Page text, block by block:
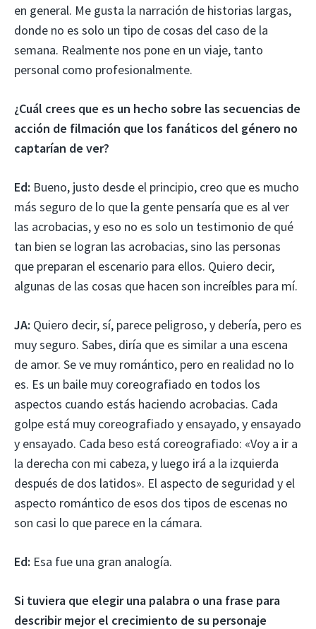
en general. Me gusta la narración de historias largas,
donde no es solo un tipo de cosas del caso de la
semana. Realmente nos pone en un viaje, tanto
personal como profesionalmente.
¿Cuál crees que es un hecho sobre las secuencias de
acción de filmación que los fanáticos del género no
captarían de ver?
Ed: Bueno, justo desde el principio, creo que es mucho
más seguro de lo que la gente pensaría que es al ver
las acrobacias, y eso no es solo un testimonio de qué
tan bien se logran las acrobacias, sino las personas
que preparan el escenario para ellos. Quiero decir,
algunas de las cosas que hacen son increíbles para mí.
JA: Quiero decir, sí, parece peligroso, y debería, pero es
muy seguro. Sabes, diría que es similar a una escena
de amor. Se ve muy romántico, pero en realidad no lo
es. Es un baile muy coreografiado en todos los
aspectos cuando estás haciendo acrobacias. Cada
golpe está muy coreografiado y ensayado, y ensayado
y ensayado. Cada beso está coreografiado: «Voy a ir a
la derecha con mi cabeza, y luego irá a la izquierda
después de dos latidos». El aspecto de seguridad y el
aspecto romántico de esos dos tipos de escenas no
son casi lo que parece en la cámara.
Ed: Esa fue una gran analogía.
Si tuviera que elegir una palabra o una frase para
describir mejor el crecimiento de su personaje